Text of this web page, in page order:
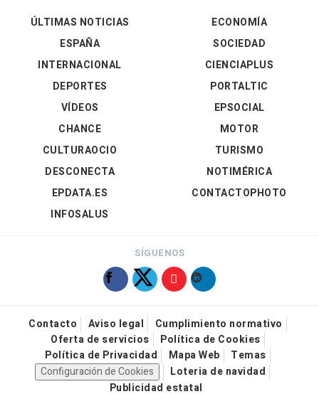
ÚLTIMAS NOTICIAS
ESPAÑA
INTERNACIONAL
DEPORTES
VÍDEOS
ECONOMÍA
SOCIEDAD
CIENCIAPLUS
PORTALTIC
EPSOCIAL
CHANCE
CULTURAOCIO
DESCONECTA
EPDATA.ES
INFOSALUS
MOTOR
TURISMO
NOTIMÉRICA
CONTACTOPHOTO
SÍGUENOS
Contacto Aviso legal
Cumplimiento normativo
Oferta de servicios
Política de Cookies
Política de Privacidad
Mapa Web
Temas
Configuración de Cookies
Loteria de navidad
Publicidad estatal